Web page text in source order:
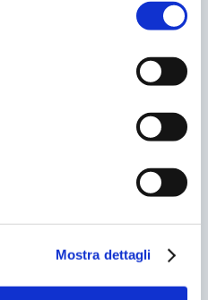
Mostra dettagli
2025